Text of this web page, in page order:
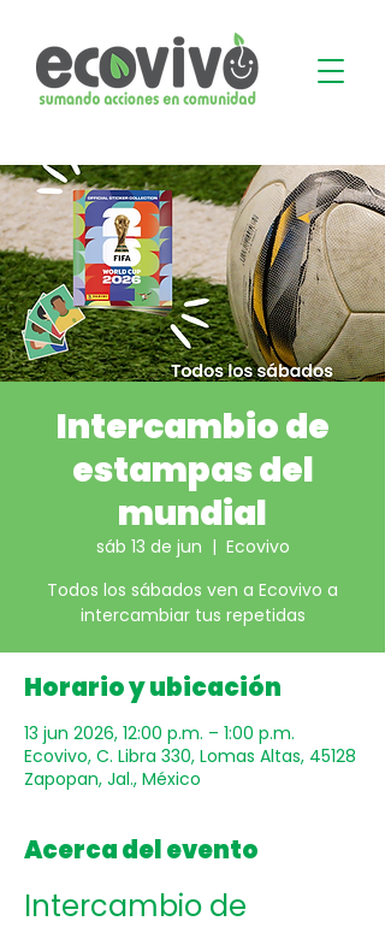
Intercambio de
estampas del
mundial
sáb 13 de jun
  |
Ecovivo
Todos los sábados ven a Ecovivo a
intercambiar tus repetidas
Horario y ubicación
13 jun 2026, 12:00 p.m. – 1:00 p.m.
Ecovivo, C. Libra 330, Lomas Altas, 45128
Zapopan, Jal., México
Acerca del evento
Intercambio de